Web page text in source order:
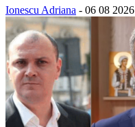
Ionescu Adriana - 06 08 2026